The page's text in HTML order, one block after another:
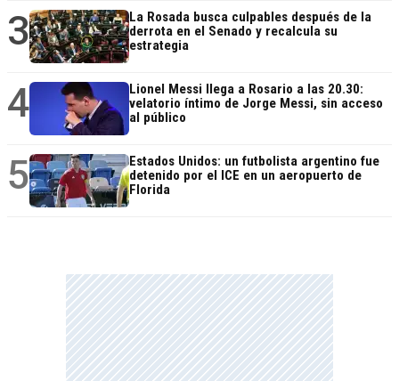
3
La Rosada busca culpables después de la
derrota en el Senado y recalcula su
estrategia
4
Lionel Messi llega a Rosario a las 20.30:
velatorio íntimo de Jorge Messi, sin acceso
al público
5
Estados Unidos: un futbolista argentino fue
detenido por el ICE en un aeropuerto de
Florida